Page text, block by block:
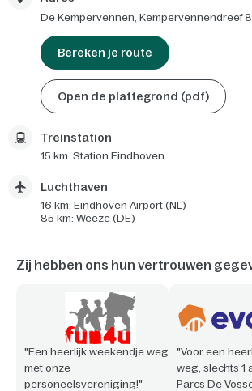
De Kempervennen, Kempervennendreef 8
Bereken je route
Open de plattegrond (pdf)
Treinstation
15 km: Station Eindhoven
Luchthaven
16 km: Eindhoven Airport (NL)
85 km: Weeze (DE)
Zij hebben ons hun vertrouwen
"Een heerlijk weekendje weg
met onze
personeelsvereniging!"
"Voor een
weg, slechts 1
Parcs De